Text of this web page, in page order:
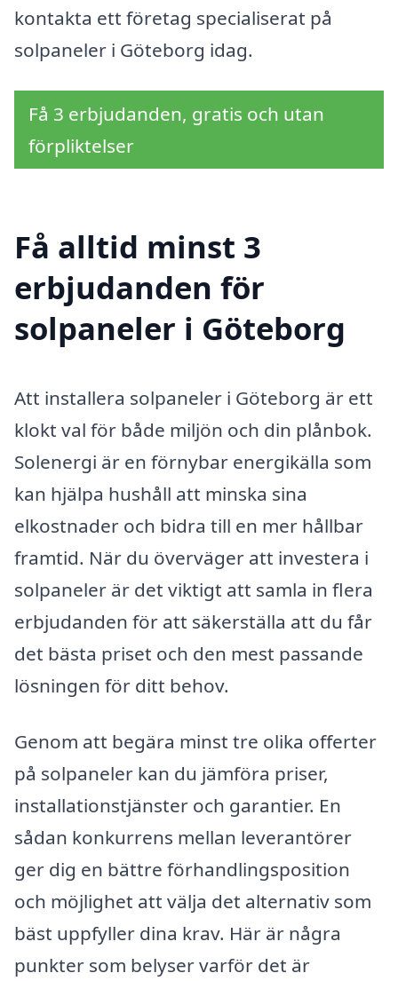
kontakta ett företag specialiserat på
solpaneler i Göteborg idag.
Få 3 erbjudanden, gratis och utan
förpliktelser
Få alltid minst 3
erbjudanden för
solpaneler i Göteborg
Att installera solpaneler i Göteborg är ett
klokt val för både miljön och din plånbok.
Solenergi är en förnybar energikälla som
kan hjälpa hushåll att minska sina
elkostnader och bidra till en mer hållbar
framtid. När du överväger att investera i
solpaneler är det viktigt att samla in flera
erbjudanden för att säkerställa att du får
det bästa priset och den mest passande
lösningen för ditt behov.
Genom att begära minst tre olika offerter
på solpaneler kan du jämföra priser,
installationstjänster och garantier. En
sådan konkurrens mellan leverantörer
ger dig en bättre förhandlingsposition
och möjlighet att välja det alternativ som
bäst uppfyller dina krav. Här är några
punkter som belyser varför det är